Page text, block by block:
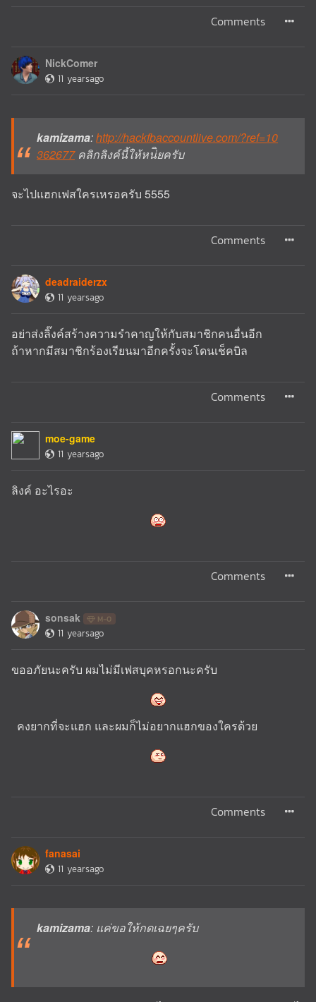
Comments
NickComer
11 yearsago
kamizama:http://hackfbaccountlive.com/?ref=10
362677คลิกลิงค์นี้ให้หน่ิยครับ
จะไปแฮกเฟสใครเหรอครับ 5555
Comments
deadraiderzx
11 yearsago
อย่าส่งลิ๊งค์สร้างความรำคาญให้กับสมาชิกคนอื่นอีก
ถ้าหากมีสมาชิกร้องเรียนมาอีกครั้งจะโดนเช็คบิล
Comments
moe-game
11 yearsago
ลิงค์ อะไรอะ
Comments
sonsak M-0
11 yearsago
ขออภัยนะครับ ผมไม่มีเฟสบุคหรอกนะครับ
คงยากที่จะแฮก และผมก็ไม่อยากแฮกของใครด้วย
Comments
fanasai
11 yearsago
kamizama: แค่ขอให้กดเฉยๆครับ